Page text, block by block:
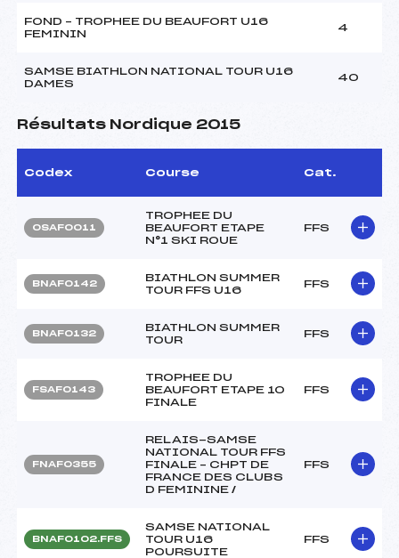
FOND – TROPHEE DU BEAUFORT U16
FEMININ
4
SAMSE BIATHLON NATIONAL TOUR U16
DAMES
40
Résultats Nordique 2015
Codex Course Cat.
OSAF0011
TROPHEE DU
BEAUFORT ETAPE
N°1 SKI ROUE
FFS
BNAF0142
BIATHLON SUMMER
TOUR FFS U16
FFS
BNAF0132
BIATHLON SUMMER
TOUR
FFS
FSAF0143
TROPHEE DU
BEAUFORT ETAPE 10
FINALE
FFS
FNAF0355
RELAIS-SAMSE
NATIONAL TOUR FFS
FINALE – CHPT DE
FRANCE DES CLUBS
D FEMININE /
FFS
BNAF0102.FFS
SAMSE NATIONAL
TOUR U16
POURSUITE
FFS